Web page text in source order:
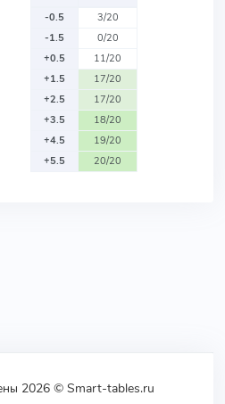
-0.5
3/20
-1.5
0/20
+0.5
11/20
+1.5
17/20
+2.5
17/20
+3.5
18/20
+4.5
19/20
+5.5
20/20
2026 © Smart-tables.ru